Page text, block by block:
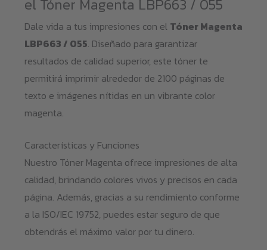
el Tóner Magenta LBP663 / 055
Dale vida a tus impresiones con el Tóner Magenta
LBP663 / 055. Diseñado para garantizar
resultados de calidad superior, este tóner te
permitirá imprimir alrededor de 2100 páginas de
texto e imágenes nítidas en un vibrante color
magenta.
Características y Funciones
Nuestro Tóner Magenta ofrece impresiones de alta
calidad, brindando colores vivos y precisos en cada
página. Además, gracias a su rendimiento conforme
a la ISO/IEC 19752, puedes estar seguro de que
obtendrás el máximo valor por tu dinero.